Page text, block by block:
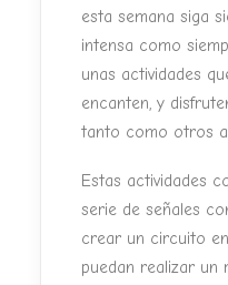
esta semana siga
intensa como
unas actividades
encanten, y
tanto como otros
Estas actividades
serie de señales
crear un circuito
puedan realizar un